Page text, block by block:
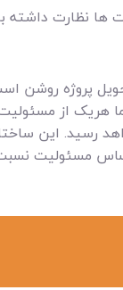
نظارت داشته
پروژه
از مسئوليت
رسيد. اين
مسئوليت